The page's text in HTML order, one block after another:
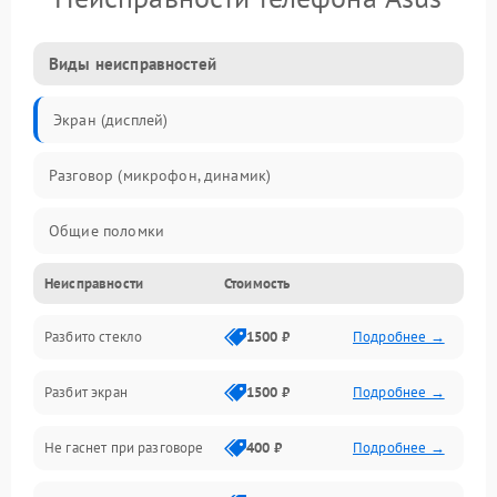
Виды неисправностей
Экран (дисплей)
Разговор (микрофон, динамик)
Общие поломки
Проблемы связи
Камеры
Проблемы с дисплеем и сенсором
Зарядка
Неисправности Стоимость
Разбито стекло 1500 ₽ Подробнее →
Разбит экран 1500 ₽ Подробнее →
Не гаснет при разговоре 400 ₽ Подробнее →